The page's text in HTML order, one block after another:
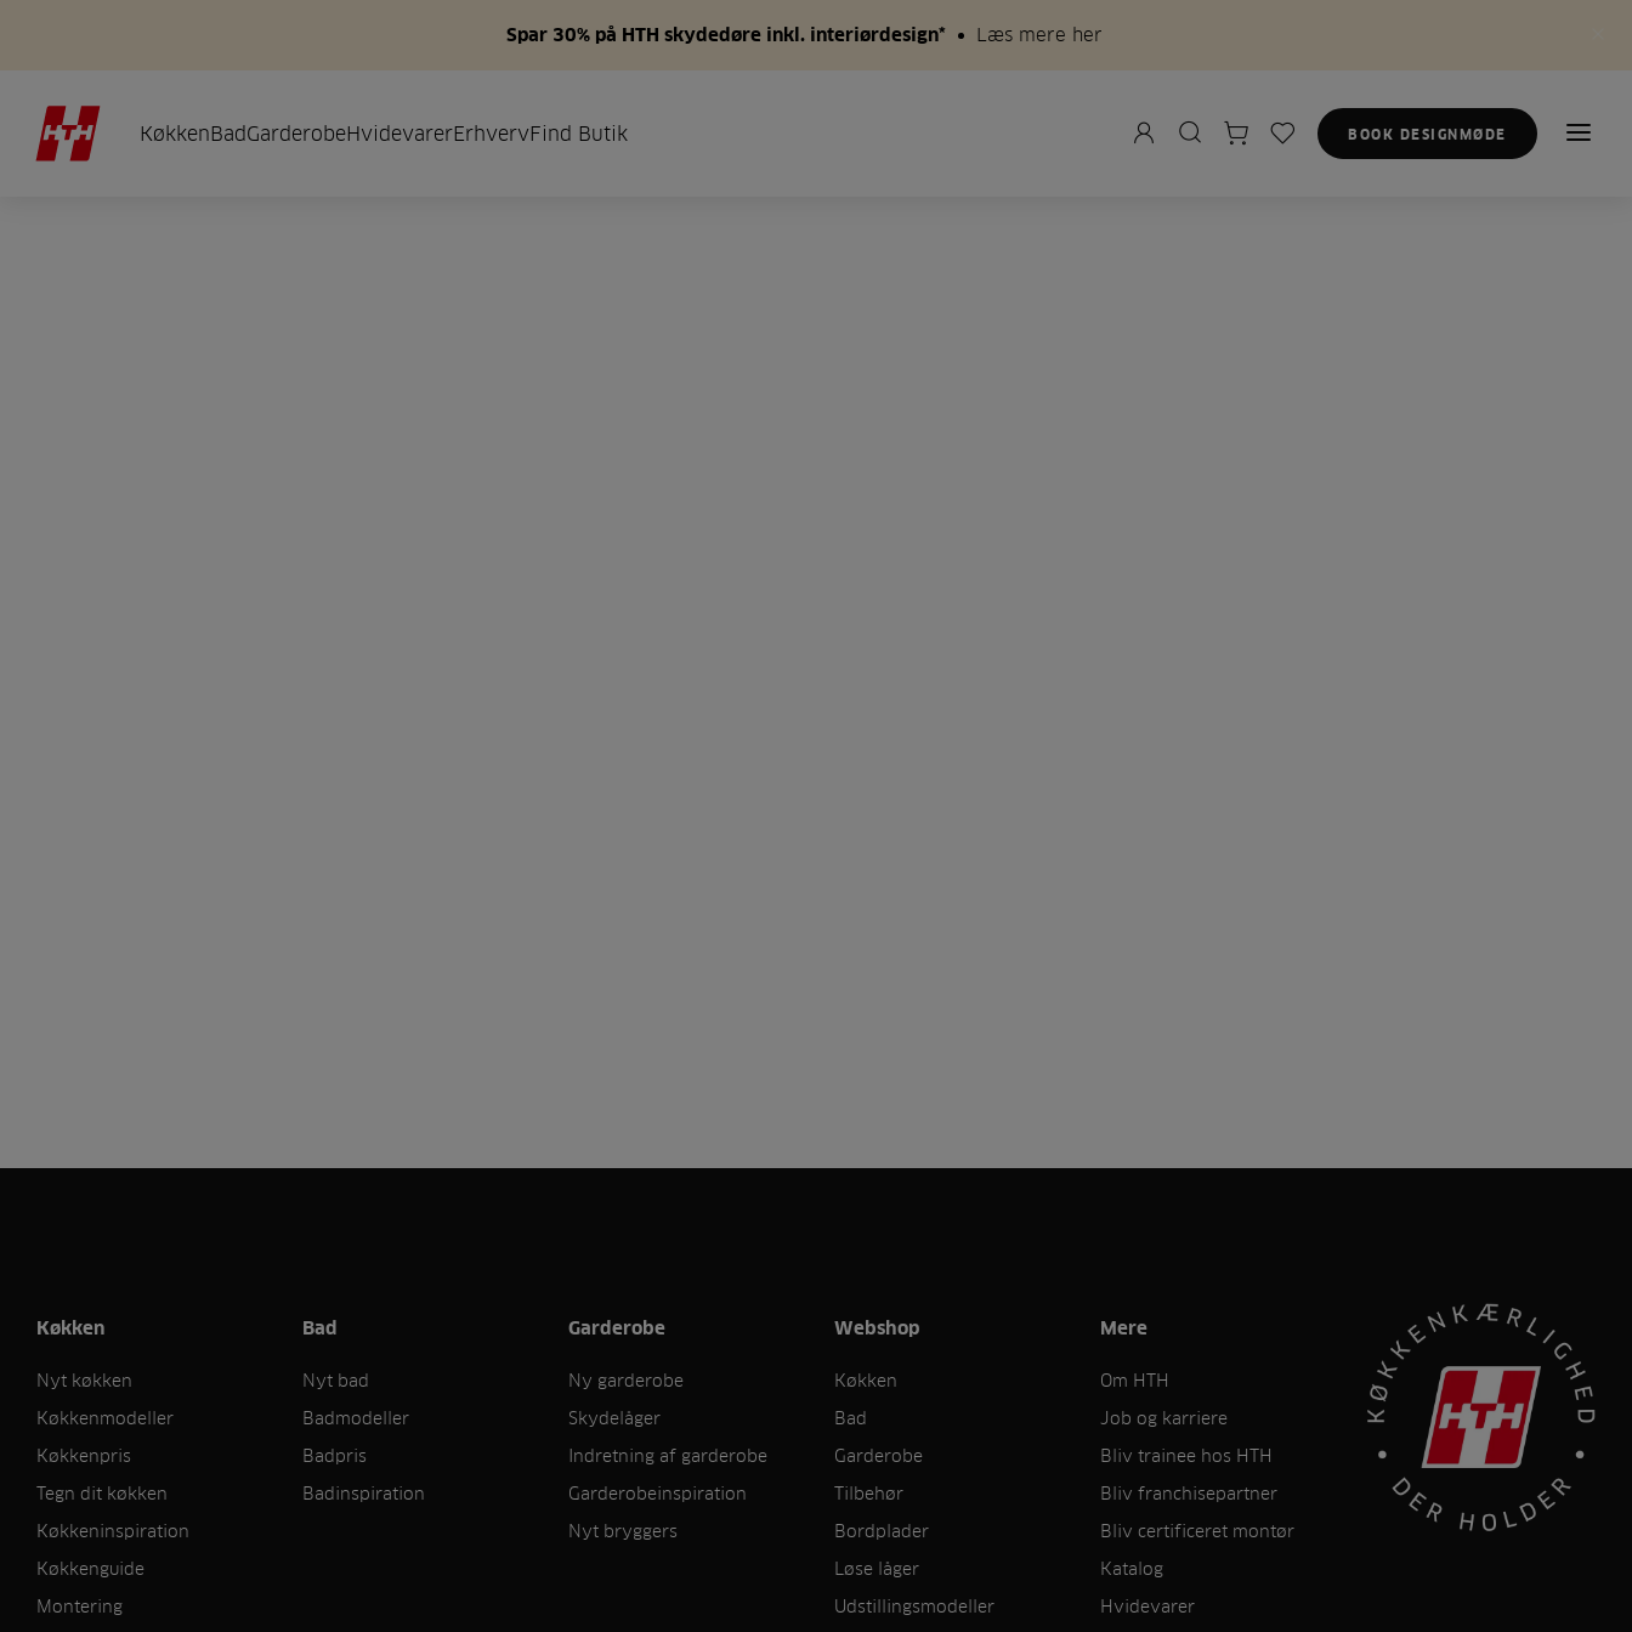
Spar 30% på HTH skydedøre inkl. interiørdesign* Læs mere her
KøkkenBadGarderobeHvidevarerErhvervFind Butik BOOK DESIGNMØDE
Køkken
Nyt køkken
Køkkenmodeller
Køkkenpris
Tegn dit køkken
Køkkeninspiration
Køkkenguide
Montering
Bad
Nyt bad
Badmodeller
Badpris
Badinspiration
Garderobe
Ny garderobe
Skydelåger
Indretning af garderobe
Garderobeinspiration
Nyt bryggers
Webshop
Køkken
Bad
Garderobe
Tilbehør
Bordplader
Løse låger
Udstillingsmodeller
Mere
Om HTH
Job og karriere
Bliv trainee hos HTH
Bliv franchisepartner
Bliv certificeret montør
Katalog
Hvidevarer